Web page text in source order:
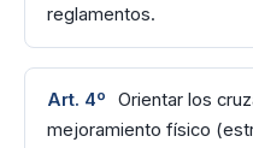
reglamentos.
Art. 4º
Orientar los
mejoramiento físico